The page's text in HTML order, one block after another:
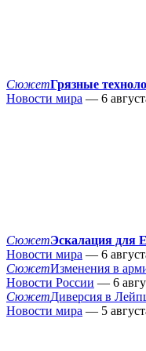
СюжетГрязные
Новости мира — 6
СюжетЭскалация для
Новости мира — 6
СюжетИзменения в
Новости России — 6
СюжетДиверсия в
Новости мира — 5